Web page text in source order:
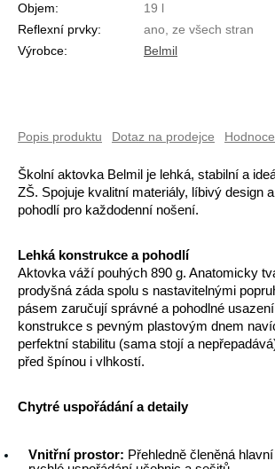
Objem:
19 l
Reflexní prvky:
ano, ze všech stran
Výrobce:
Belmil
Popis produktu Dotaz na prodejce
Školní aktovka Belmil je lehká, stabilní a
ZŠ. Spojuje kvalitní materiály, líbivý design
pohodlí pro každodenní nošení.
Lehká konstrukce a pohodlí
Aktovka váží pouhých 890 g. Anatomicky
prodyšná záda spolu s nastavitelnými
pásem zaručují správné a pohodlné
konstrukce s pevným plastovým dnem
perfektní stabilitu (sama stojí a
před špínou i vlhkostí.
Chytré uspořádání a detaily
Vnitřní prostor: Přehledně členěná